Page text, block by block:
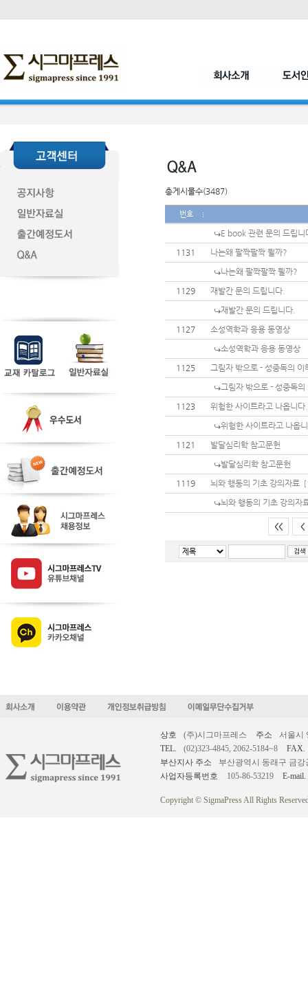
총게시물수(3487)
번호
E book 관련 문의 드립니
1131
나는왜 팔짝팔짝 뛸까?
나는왜 팔짝팔짝 뛸까?
1129
재발간 문의 드립니다.
재발간 문의 드립니다.
1127
소성역학과 응용 동영상
소성역학과 응용 동영상
1125
그림자 밖으로 - 성중독의
그림자 밖으로 - 성중독
1123
위험한 사이트라고 나옵니다.
위험한 사이트라고 나옵
1121
발달심리학 참고문헌
발달심리학 참고문헌
1119
뇌와 행동의 기초 강의자료
뇌와 행동의 기초 강의자
<< <
상호 (주)시그마프레스 주소
서울시
TEL.
(02)323-4845, 2062-5184~8
FAX.
부산지사 주소
부산광역시 동래구 금강
사업자등록번호
105-86-53219 E-mail.
Copyright © SigmaPress All Rights